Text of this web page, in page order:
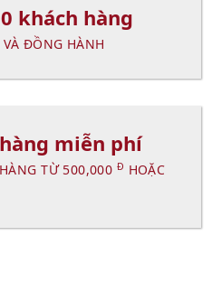
khách hàng
ĐỒNG HÀNH
miễn phí
TỪ 500,000 Đ HOẶC